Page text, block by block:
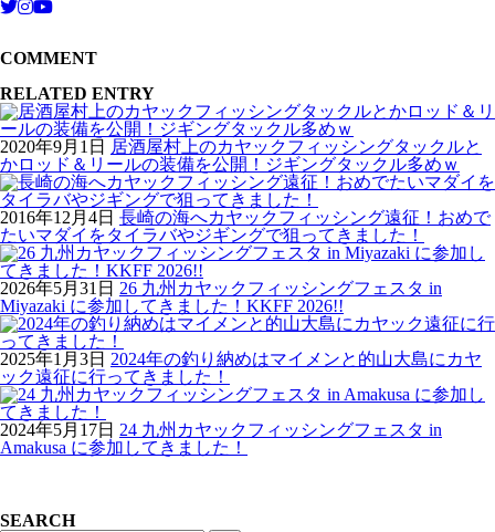
COMMENT
RELATED ENTRY
2020年9月1日 居酒屋村上のカヤックフィッシングタックルと
かロッド＆リールの装備を公開！ジギングタックル多めｗ
2016年12月4日 長崎の海へカヤックフィッシング遠征！おめで
たいマダイをタイラバやジギングで狙ってきました！
2026年5月31日 26 九州カヤックフィッシングフェスタ in
Miyazaki に参加してきました！KKFF 2026!!
2025年1月3日 2024年の釣り納めはマイメンと的山大島にカヤ
ック遠征に行ってきました！
2024年5月17日 24 九州カヤックフィッシングフェスタ in
Amakusa に参加してきました！
SEARCH